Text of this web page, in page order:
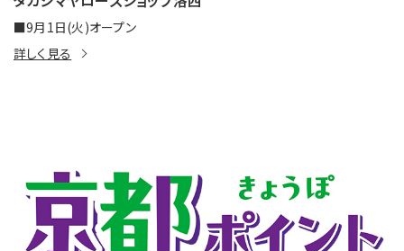
■9月1日(火)オープン
詳しく見る